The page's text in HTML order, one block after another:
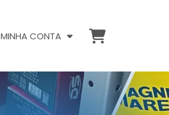
MINHA CONTA